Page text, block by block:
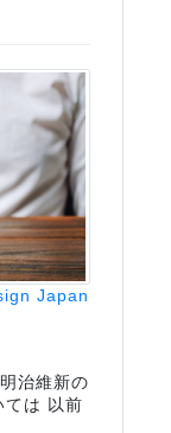
Japan
治維新の
ては 以前